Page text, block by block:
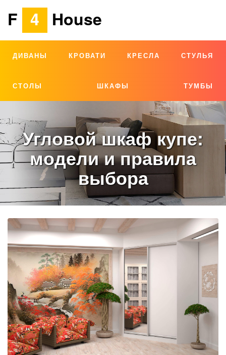
F 4 House
ДИВАНЫ КРОВАТИ КРЕСЛА СТУЛЬЯ
СТОЛЫ ШКАФЫ ТУМБЫ
Угловой шкаф купе:
модели и правила
выбора